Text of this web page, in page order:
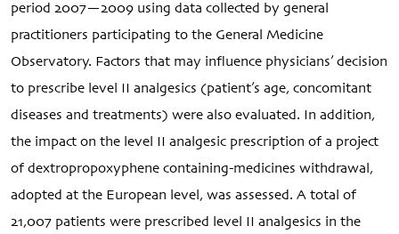
period 2007—2009 using data collected by general
practitioners participating to the General Medicine
Observatory. Factors that may influence physicians’ decision
to prescribe level II analgesics (patient’s age, concomitant
diseases and treatments) were also evaluated. In addition,
the impact on the level II analgesic prescription of a project
of dextropropoxyphene containing-medicines withdrawal,
adopted at the European level, was assessed. A total of
21,007 patients were prescribed level II analgesics in the